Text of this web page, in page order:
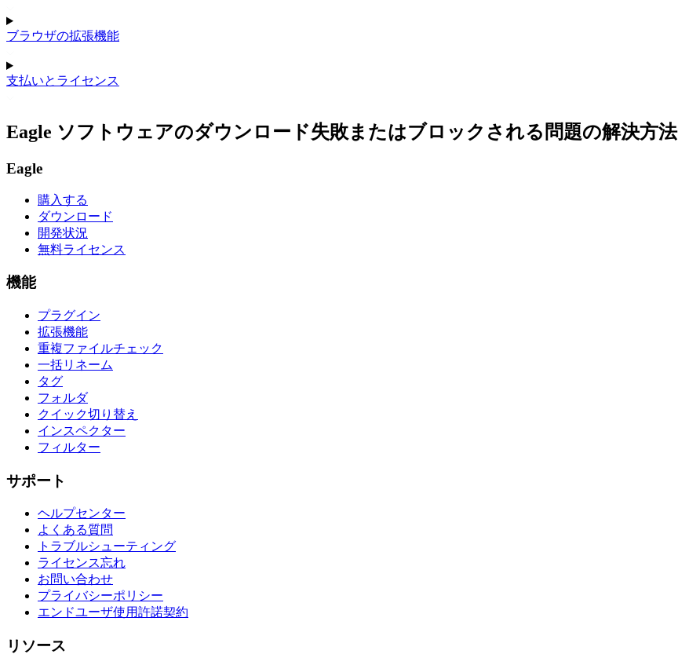
ブラウザの拡張機能
支払いとライセンス
Eagle ソフトウェアのダウンロード失敗またはブロックされる問題の解決方法
Eagle
購入する
ダウンロード
開発状況
無料ライセンス
機能
プラグイン
拡張機能
重複ファイルチェック
一括リネーム
タグ
フォルダ
クイック切り替え
インスペクター
フィルター
サポート
ヘルプセンター
よくある質問
トラブルシューティング
ライセンス忘れ
お問い合わせ
プライバシーポリシー
エンドユーザ使用許諾契約
リソース